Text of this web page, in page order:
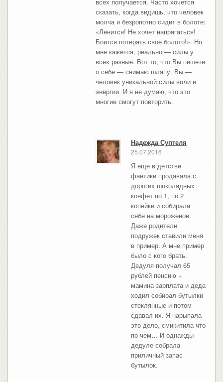
всех получается. Часто хочется
сказать, когда видишь, что человек
молча и безропотно сидит в болоте:
«Ленится! Не хочет напрягаться!
Боится потерять свое болото!». Но
мне кажется, реально — силы у
всех разные. Вот то, что Вы пишете
о себе — снимаю шляпу. Вы —
человек уникальной силы воли и
энергии. И я не думаю, что это
многие смогут повторить.
Надежда Суптеля
25.07.2016
Я еще в детстве
фантики продавала с
дорогих шоколадных
конфет по 1, по 2
копейки и собирала
себе на мороженое.
Даже родители
подружек ставили меня
в пример. А мне пример
было с кого брать.
Дедуля получал 65
рублей пенсию +
мамина зарплата и деда
ходил собирал бутылки
стеклянные и потом
сдавал их. Я нарыпала
это дело, смикитила что
по чем… И однажды
дедуле собрала
приличный запас
бутылок.